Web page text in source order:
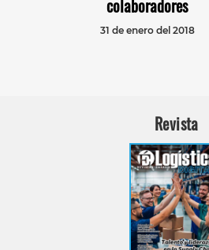
colaboradores
31 de enero del 2018
Revista